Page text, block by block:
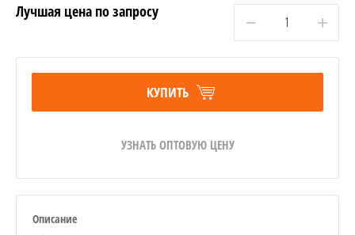
Лучшая цена по запросу
− +
КУПИТЬ
УЗНАТЬ ОПТОВУЮ ЦЕНУ
Описание